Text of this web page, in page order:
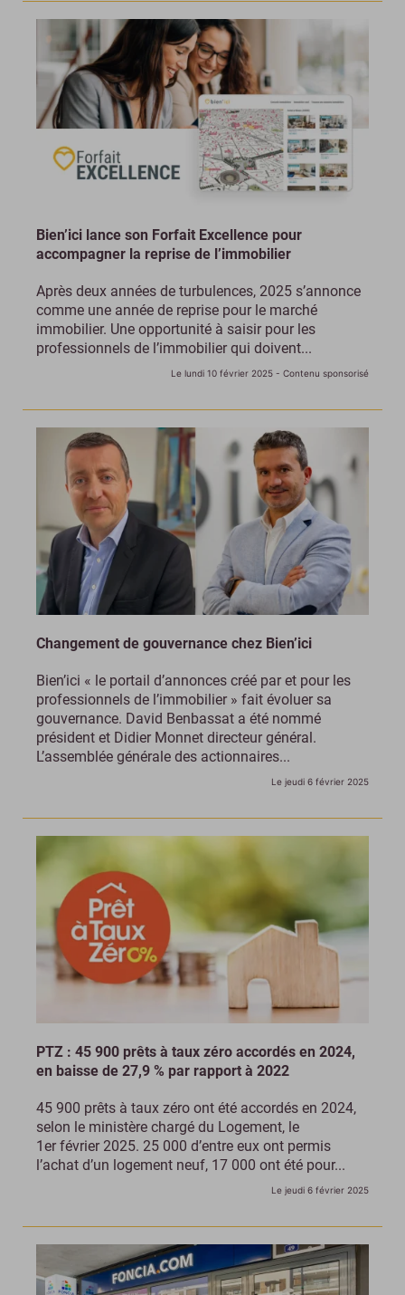
Bien’ici lance son Forfait Excellence pour
accompagner la reprise de l’immobilier
Après deux années de turbulences, 2025 s’annonce
comme une année de reprise pour le marché
immobilier. Une opportunité à saisir pour les
professionnels de l’immobilier qui doivent...
Le lundi 10 février 2025 - Contenu sponsorisé
Changement de gouvernance chez Bien’ici
Bien’ici « le portail d’annonces créé par et pour les
professionnels de l’immobilier » fait évoluer sa
gouvernance. David Benbassat a été nommé
président et Didier Monnet directeur général.
L’assemblée générale des actionnaires...
Le jeudi 6 février 2025
PTZ : 45 900 prêts à taux zéro accordés en 2024,
en baisse de 27,9 % par rapport à 2022
45 900 prêts à taux zéro ont été accordés en 2024,
selon le ministère chargé du Logement, le
1er février 2025. 25 000 d’entre eux ont permis
l’achat d’un logement neuf, 17 000 ont été pour...
Le jeudi 6 février 2025